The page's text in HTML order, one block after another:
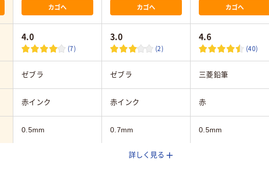
カゴへ カゴへ カゴへ
4.0
(7)
3.0
(2)
4.6
(40)
ゼブラ ゼブラ 三菱鉛筆
赤インク 赤インク 赤
0.5mm 0.7mm 0.5mm
詳しく見る